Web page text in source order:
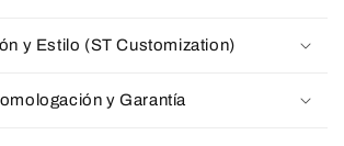
y Estilo (ST Customization)
y Garantía